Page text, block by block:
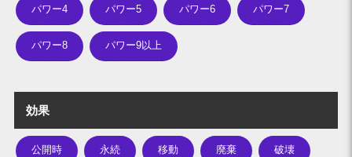
パワー4 パワー5 パワー6 パワー7
パワー8 パワー9以上
効果
公開時 永続 移動 廃棄 破壊